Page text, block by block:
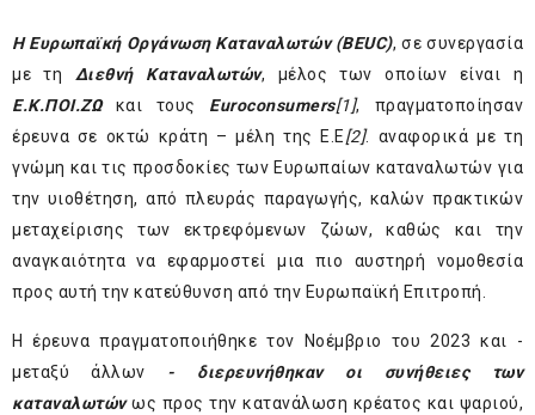
Η Ευρωπαϊκή Οργάνωση Καταναλωτών (BEUC), σε συνεργασία
με τη Διεθνή Καταναλωτών, μέλος των οποίων είναι η
Ε.Κ.ΠΟΙ.ΖΩκαι τους Euroconsumers[1], πραγματοποίησαν
έρευνα σε οκτώ κράτη – μέλη της Ε.Ε[2]. αναφορικά με τη
γνώμη και τις προσδοκίες των Ευρωπαίων καταναλωτών για
την υιοθέτηση, από πλευράς παραγωγής, καλών πρακτικών
μεταχείρισης των εκτρεφόμενων ζώων, καθώς και την
αναγκαιότητα να εφαρμοστεί μια πιο αυστηρή νομοθεσία
προς αυτή την κατεύθυνση από την Ευρωπαϊκή Επιτροπή.
Η έρευνα πραγματοποιήθηκε τον Νοέμβριο του 2023 και -
μεταξύ άλλων - διερευνήθηκαν οι συνήθειες των
καταναλωτώνως προς την κατανάλωση κρέατος και ψαριού,